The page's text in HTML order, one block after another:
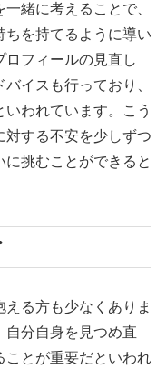
緒に考えることで、
ちを持てるように導い
ロフィールの見直し
イスも行っており、
われています。こう
対する不安を少しずつ
挑むことができると
る方も少なくありま
自分自身を見つめ直
ことが重要だといわれ